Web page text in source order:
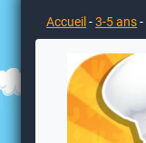
Accueil -3-5 ans-